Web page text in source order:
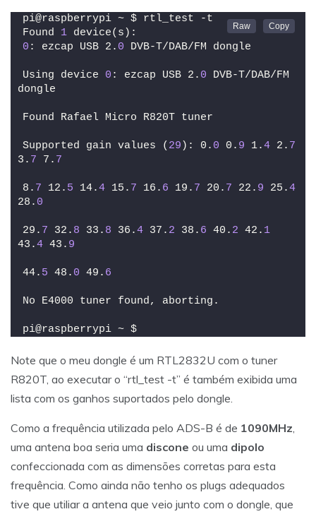
pi@raspberrypi ~ $ rtl_test -t
Found 1 device(s):
0 : ezcap USB 2. 0 DVB-T/DAB/FM dongle
Using device 0 : ezcap USB 2. 0 DVB-T/DAB/FM
dongle
Found Rafael Micro R820T tuner
Supported gain values ( 29 ): 0. 0 0. 9 1.4 2. 7
3. 7 7. 7
8. 7 12. 5 14.4 15. 7 16. 6 19. 7 20. 7 22. 9 25.4
28. 0
29. 7 32. 8 33. 8 36.4 37. 2 38. 6 40. 2 42. 1
43.4 43. 9
44. 5 48. 0 49. 6
No E4000 tuner found, aborting.
pi@raspberrypi ~ $
Note que o meu dongle é um RTL2832U com o tuner
R820T, ao executar o “rtl_test -t” é também exibida uma
lista com os ganhos suportados pelo dongle.
Como a frequência utilizada pelo ADS-B é de 1090MHz,
uma antena boa seria uma discone ou uma dipolo
confeccionada com as dimensões corretas para esta
frequência. Como ainda não tenho os plugs adequados
tive que utiliar a antena que veio junto com o dongle, que